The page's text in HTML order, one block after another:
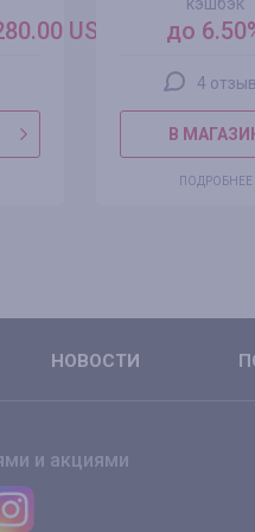
USD до
4
В
ПОДРОБНЕЕ
НОВОСТИ
и акциями